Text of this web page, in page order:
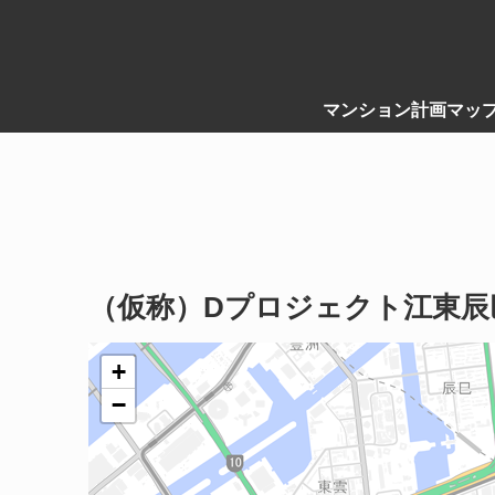
マンション計画マッ
（仮称）Dプロジェクト江東
+
−